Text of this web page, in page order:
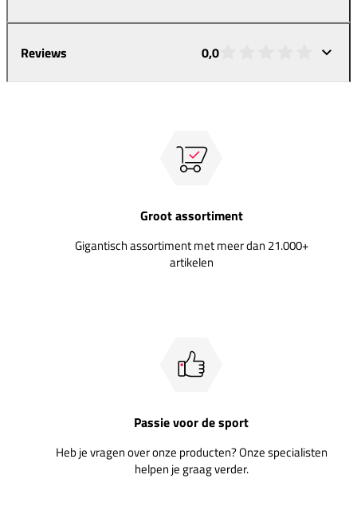
Reviews 0,0
Groot assortiment
Gigantisch assortiment met meer dan 21.000+
artikelen
Passie voor de sport
Heb je vragen over onze producten? Onze specialisten
helpen je graag verder.